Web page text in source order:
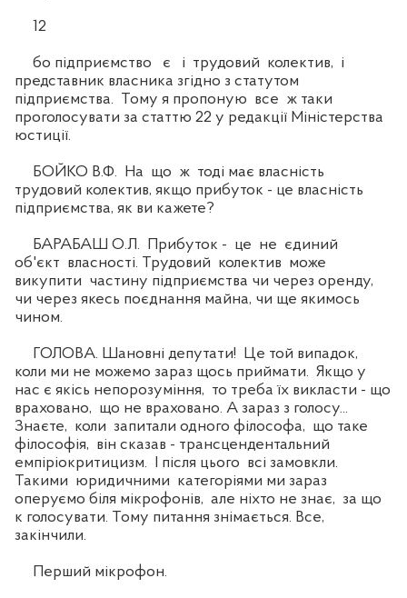
12
бо підприємство є і трудовий колектив, і
представник власника згідно з статутом
підприємства. Тому я пропоную все ж таки
проголосувати за статтю 22 у редакції Міністерства
юстиції.
БОЙКО В.Ф. На що ж тоді має власність
трудовий колектив, якщо прибуток - це власність
підприємства, як ви кажете?
БАРАБАШ О.Л. Прибуток - це не єдиний
об'єкт власності. Трудовий колектив може
викупити частину підприємства чи через оренду,
чи через якесь поєднання майна, чи ще якимось
чином.
ГОЛОВА. Шановні депутати! Це той випадок,
коли ми не можемо зараз щось приймати. Якщо у
нас є якісь непорозуміння, то треба їх викласти - що
враховано, що не враховано. А зараз з голосу...
Знаєте, коли запитали одного філософа, що таке
філософія, він сказав - трансцендентальний
емпіріокритицизм. І після цього всі замовкли.
Такими юридичними категоріями ми зараз
оперуємо біля мікрофонів, але ніхто не знає, за що
к голосувати. Тому питання знімається. Все,
закінчили.
Перший мікрофон.